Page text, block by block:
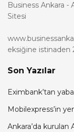
Business Ankara -
Sitesi
eksiğine istinaden
Son Yazılar
Eximbank’tan
Mobilexpress’in
Ankara’da kurulan